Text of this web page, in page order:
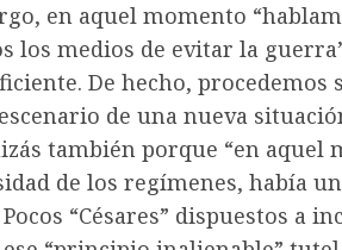
en aquel momento
los medios de evitar la
De hecho, procedemos
de una nueva
también porque “en aquel
de los regímenes, había
“Césares” dispuestos a